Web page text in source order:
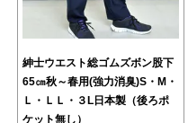
紳士ウエスト総ゴムズボン股下
65㎝秋～春用(強力消臭)S・М・
Ｌ・ＬＬ・３L日本製（後ろポ
ケット無し）